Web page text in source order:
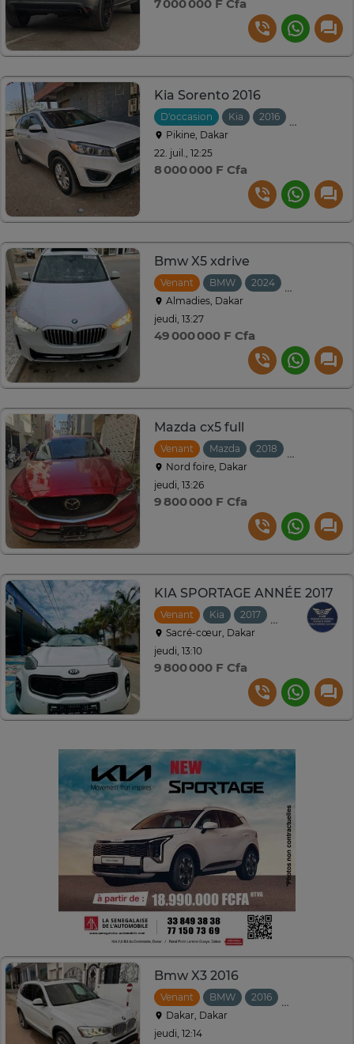
7 000 000 F Cfa
Kia Sorento 2016
D'occasion Kia 2016
Pikine, Dakar
22. juil., 12:25
8 000 000 F Cfa
Bmw X5 xdrive
Venant BMW 2024
Almadies, Dakar
jeudi, 13:27
49 000 000 F Cfa
Mazda cx5 full
Venant Mazda 2018
Nord foire, Dakar
jeudi, 13:26
9 800 000 F Cfa
KIA SPORTAGE ANNÉE 2017
Venant Kia 2017
Automatique
Sacré-cœur, Dakar
jeudi, 13:10
9 800 000 F Cfa
Bmw X3 2016
Venant BMW 2016
Dakar, Dakar
jeudi, 12:14